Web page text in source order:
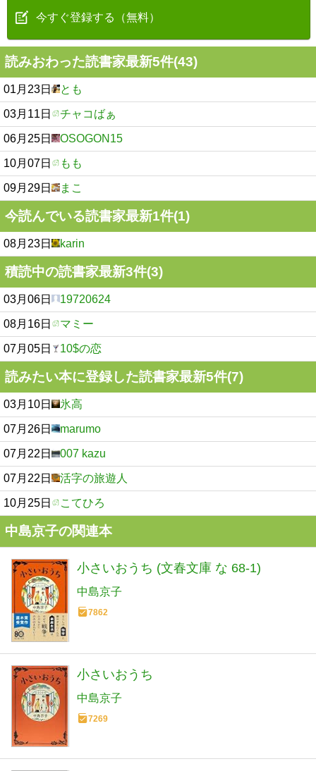
今すぐ登録する（無料）
読みおわった読書家最新5件(43)
01月23日 とも
03月11日 チャコばぁ
06月25日 OSOGON15
10月07日 もも
09月29日 まこ
今読んでいる読書家最新1件(1)
08月23日 karin
積読中の読書家最新3件(3)
03月06日 19720624
08月16日 マミー
07月05日 10$の恋
読みたい本に登録した読書家最新5件(7)
03月10日 氷高
07月26日 marumo
07月22日 007 kazu
07月22日 活字の旅遊人
10月25日 こてひろ
中島京子の関連本
小さいおうち (文春文庫 な 68-1)
中島京子
7862
小さいおうち
中島京子
7269